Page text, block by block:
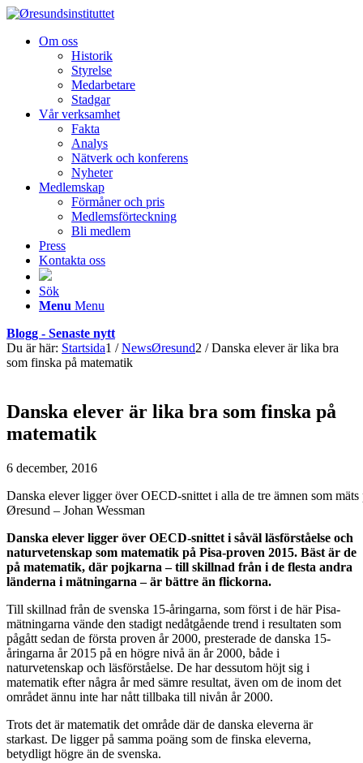
Om oss
Historik
Styrelse
Medarbetare
Stadgar
Vår verksamhet
Fakta
Analys
Nätverk och konferens
Nyheter
Medlemskap
Förmåner och pris
Medlemsförteckning
Bli medlem
Press
Kontakta oss
Sök
Menu Menu
Blogg - Senaste nytt
Du är här: Startsida1 / NewsØresund2 / Danska elever är lika bra
som finska på matematik
Danska elever är lika bra som finska på
matematik
6 december, 2016
Danska elever ligger över OECD-snittet i alla de tre ämnen som
Øresund – Johan Wessman
Danska elever ligger över OECD-snittet i såväl läsförståelse och
naturvetenskap som matematik på Pisa-proven 2015. Bäst är de
på matematik, där pojkarna – till skillnad från i de flesta andra
länderna i mätningarna – är bättre än flickorna.
Till skillnad från de svenska 15-åringarna, som först i de här Pisa-
mätningarna vände den stadigt nedåtgående trend i resultaten som
pågått sedan de första proven år 2000, presterade de danska 15-
åringarna år 2015 på en högre nivå än år 2000, både i
naturvetenskap och läsförståelse. De har dessutom höjt sig i
matematik efter några år med sämre resultat, även om de inom det
området ännu inte har nått tillbaka till nivån år 2000.
Trots det är matematik det område där de danska eleverna är
starkast. De ligger på samma poäng som de finska eleverna,
betydligt högre än de svenska.